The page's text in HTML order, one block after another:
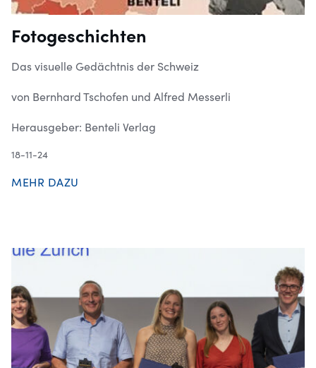
Fotogeschichten
Das visuelle Gedächtnis der Schweiz
von Bernhard Tschofen und Alfred Messerli
Herausgeber: Benteli Verlag
18-11-24
MEHR DAZU